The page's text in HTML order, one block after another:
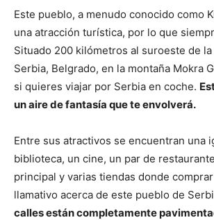
Este pueblo, a menudo conocido como
una atracción turística, por lo que
Situado 200 kilómetros al suroeste de
Serbia, Belgrado, en la montaña Mokra
si quieres viajar por Serbia en coche.
un aire de fantasía que te envolverá.
Entre sus atractivos se encuentran una
biblioteca, un cine, un par de
principal y varias tiendas donde
llamativo acerca de este pueblo de
calles están completamente